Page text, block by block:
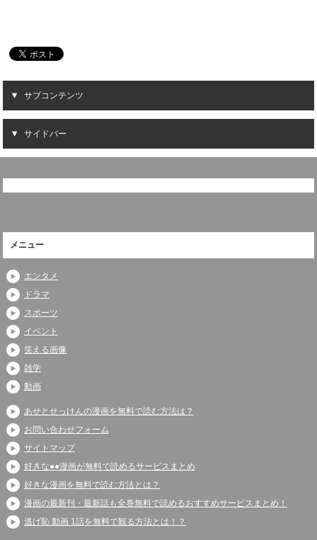
サブコンテンツ
サイドバー
メニュー
エンタメ
ドラマ
スポーツ
イベント
笑える画像
雑学
動画
あせとせっけんの漫画を無料で読む方法は？
お問い合わせフォーム
サイトマップ
好きな●●漫画が無料で読めるサービスまとめ
好きな漫画を無料で読む方法とは？
漫画の最新刊・最新話も全巻無料で読めるおすすめサービスまとめ！
逃げ恥 動画 1話を無料で観る方法とは！？